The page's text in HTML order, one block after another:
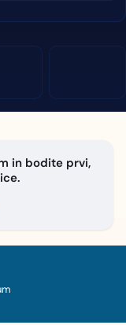
in bodite prvi,